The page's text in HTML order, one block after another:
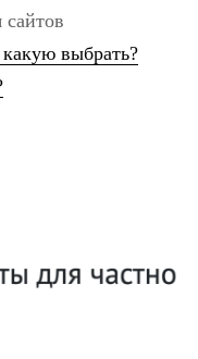
сайтов
выбрать?